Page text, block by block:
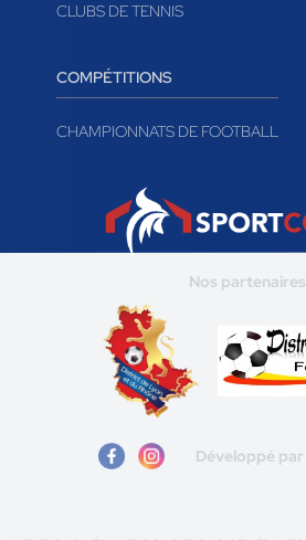
CLUBS DE TENNIS
COMPÉTITIONS
CHAMPIONNATS DE FOOTBALL
Nos partenaires
Développé par